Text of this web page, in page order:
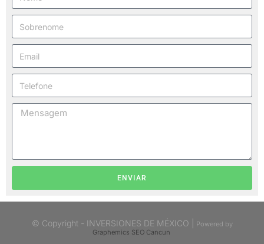
ENVIAR
© Copyright - INVERSIONES DE MÉXICO |
Powered by
Graphemics SEO Cancun